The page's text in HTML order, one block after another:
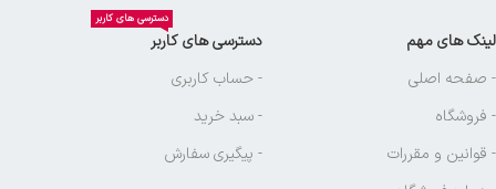
لینک های مهم
- صفحه اصلی
- فروشگاه
- قوانین و مقررات
دسترسی های کاربر
دسترسی های کاربر
- حساب کاربری
- سبد خرید
- پیگیری سفارش